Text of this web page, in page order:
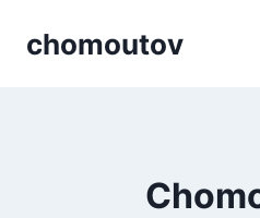
chomoutov